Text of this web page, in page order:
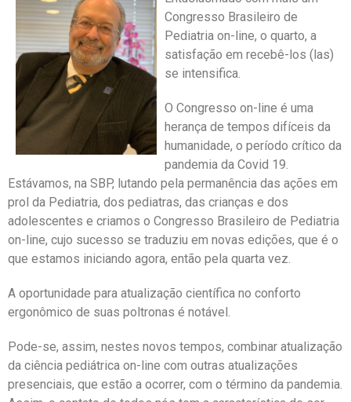
Congresso Brasileiro de
Pediatria on-line, o quarto, a
satisfação em recebê-los (las)
se intensifica.
O Congresso on-line é uma
herança de tempos difíceis da
humanidade, o período crítico da
pandemia da Covid 19.
Estávamos, na SBP, lutando pela permanência das ações em
prol da Pediatria, dos pediatras, das crianças e dos
adolescentes e criamos o Congresso Brasileiro de Pediatria
on-line, cujo sucesso se traduziu em novas edições, que é o
que estamos iniciando agora, então pela quarta vez.
A oportunidade para atualização científica no conforto
ergonômico de suas poltronas é notável.
Pode-se, assim, nestes novos tempos, combinar atualização
da ciência pediátrica on-line com outras atualizações
presenciais, que estão a ocorrer, com o término da pandemia.